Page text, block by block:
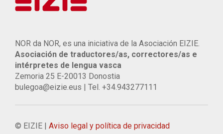
NOR da NOR, es una iniciativa de la Asociación EIZIE.
Asociación de traductores/as, correctores/as e
intérpretes de lengua vasca
Zemoria 25 E-20013 Donostia
bulegoa@eizie.eus | Tel. +34.943277111
© EIZIE | Aviso legal y política de privacidad